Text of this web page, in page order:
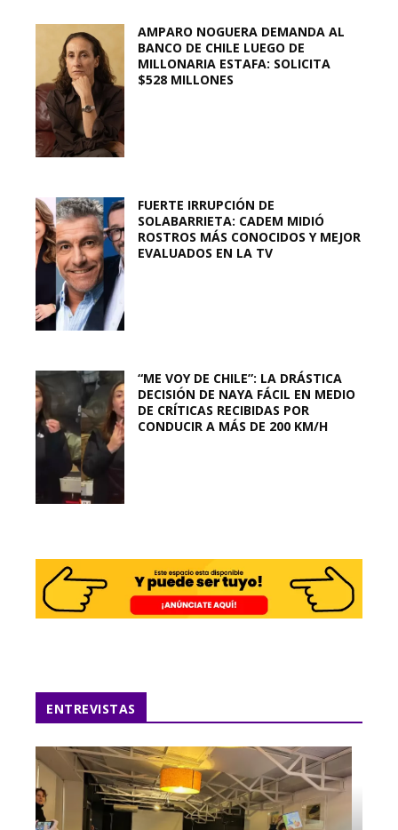
AMPARO NOGUERA DEMANDA AL
BANCO DE CHILE LUEGO DE
MILLONARIA ESTAFA: SOLICITA
$528 MILLONES
FUERTE IRRUPCIÓN DE
SOLABARRIETA: CADEM MIDIÓ
ROSTROS MÁS CONOCIDOS Y MEJOR
EVALUADOS EN LA TV
“ME VOY DE CHILE”: LA DRÁSTICA
DECISIÓN DE NAYA FÁCIL EN MEDIO
DE CRÍTICAS RECIBIDAS POR
CONDUCIR A MÁS DE 200 KM/H
ENTREVISTAS